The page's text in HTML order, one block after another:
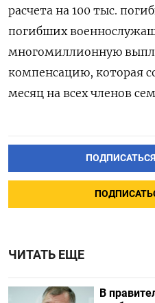
расчета на 100 тыс.
погибших
многомиллионную
компенсацию, которая
месяц на всех членов
ЧИТАТЬ ЕЩЕ
В